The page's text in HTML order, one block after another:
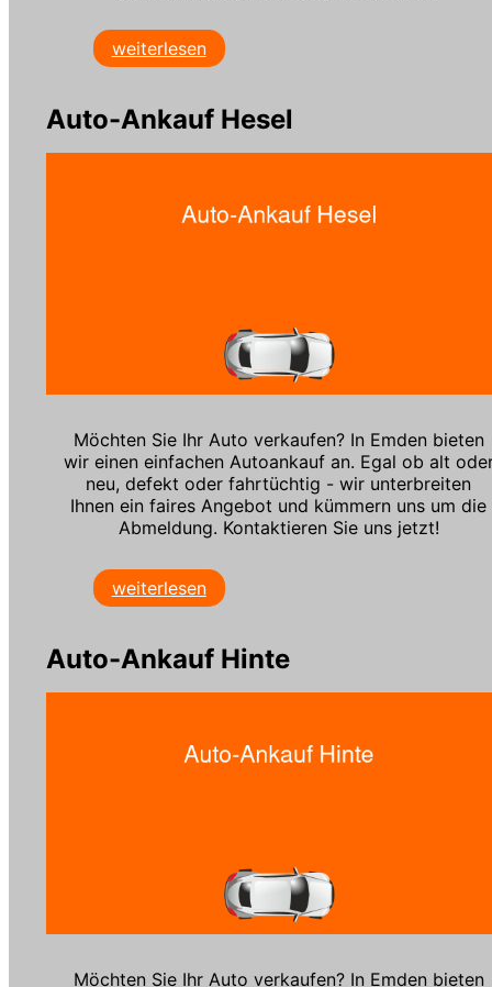
weiterlesen
Auto-Ankauf Hesel
Möchten Sie Ihr Auto verkaufen? In Emden bieten
wir einen einfachen Autoankauf an. Egal ob alt
neu, defekt oder fahrtüchtig - wir unterbreiten
Ihnen ein faires Angebot und kümmern uns um die
Abmeldung. Kontaktieren Sie uns jetzt!
weiterlesen
Auto-Ankauf Hinte
Möchten Sie Ihr Auto verkaufen? In Emden bieten